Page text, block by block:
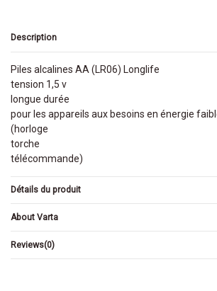
Description
Piles alcalines AA (LR06) Longlife
tension 1,5 v
longue durée
pour les appareils aux besoins en énergie
(horloge
torche
télécommande)
Détails du produit
About Varta
Reviews(0)